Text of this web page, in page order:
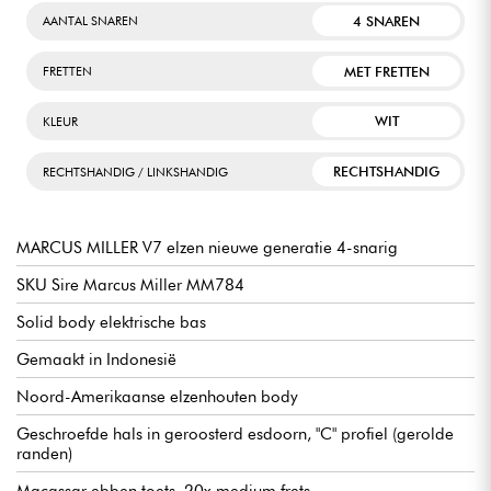
AANTAL SNAREN 4 SNAREN
FRETTEN MET FRETTEN
KLEUR WIT
RECHTSHANDIG / LINKSHANDIG RECHTSHANDIG
MARCUS MILLER V7 elzen nieuwe generatie 4-snarig
SKU Sire Marcus Miller MM784
Solid body elektrische bas
Gemaakt in Indonesië
Noord-Amerikaanse elzenhouten body
Geschroefde hals in geroosterd esdoorn, "C" profiel (gerolde
randen)